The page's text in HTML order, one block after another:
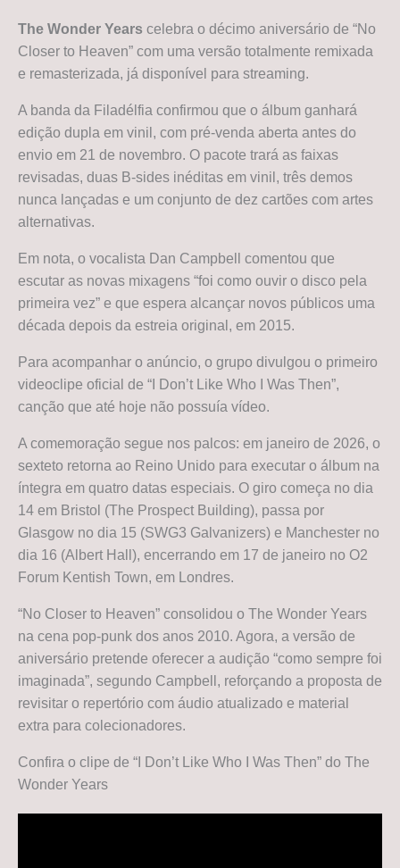
The Wonder Years celebra o décimo aniversário de “No
Closer to Heaven” com uma versão totalmente remixada
e remasterizada, já disponível para streaming.
A banda da Filadélfia confirmou que o álbum ganhará
edição dupla em vinil, com pré-venda aberta antes do
envio em 21 de novembro. O pacote trará as faixas
revisadas, duas B-sides inéditas em vinil, três demos
nunca lançadas e um conjunto de dez cartões com artes
alternativas.
Em nota, o vocalista Dan Campbell comentou que
escutar as novas mixagens “foi como ouvir o disco pela
primeira vez” e que espera alcançar novos públicos uma
década depois da estreia original, em 2015.
Para acompanhar o anúncio, o grupo divulgou o primeiro
videoclipe oficial de “I Don’t Like Who I Was Then”,
canção que até hoje não possuía vídeo.
A comemoração segue nos palcos: em janeiro de 2026, o
sexteto retorna ao Reino Unido para executar o álbum na
íntegra em quatro datas especiais. O giro começa no dia
14 em Bristol (The Prospect Building), passa por
Glasgow no dia 15 (SWG3 Galvanizers) e Manchester no
dia 16 (Albert Hall), encerrando em 17 de janeiro no O2
Forum Kentish Town, em Londres.
“No Closer to Heaven” consolidou o The Wonder Years
na cena pop-punk dos anos 2010. Agora, a versão de
aniversário pretende oferecer a audição “como sempre foi
imaginada”, segundo Campbell, reforçando a proposta de
revisitar o repertório com áudio atualizado e material
extra para colecionadores.
Confira o clipe de “I Don’t Like Who I Was Then” do The
Wonder Years